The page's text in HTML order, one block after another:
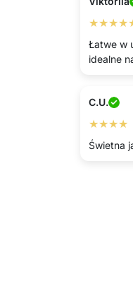
Łatwe w
idealne
C.U.
★★★★
Świetna